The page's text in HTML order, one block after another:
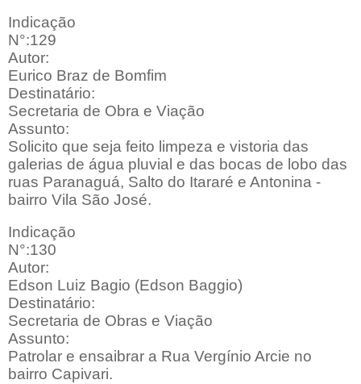
Indicação
N°:129
Autor:
Eurico Braz de Bomfim
Destinatário:
Secretaria de Obra e Viação
Assunto:
Solicito que seja feito limpeza e vistoria das
galerias de água pluvial e das bocas de lobo das
ruas Paranaguá, Salto do Itararé e Antonina -
bairro Vila São José.
Indicação
N°:130
Autor:
Edson Luiz Bagio (Edson Baggio)
Destinatário:
Secretaria de Obras e Viação
Assunto:
Patrolar e ensaibrar a Rua Vergínio Arcie no
bairro Capivari.